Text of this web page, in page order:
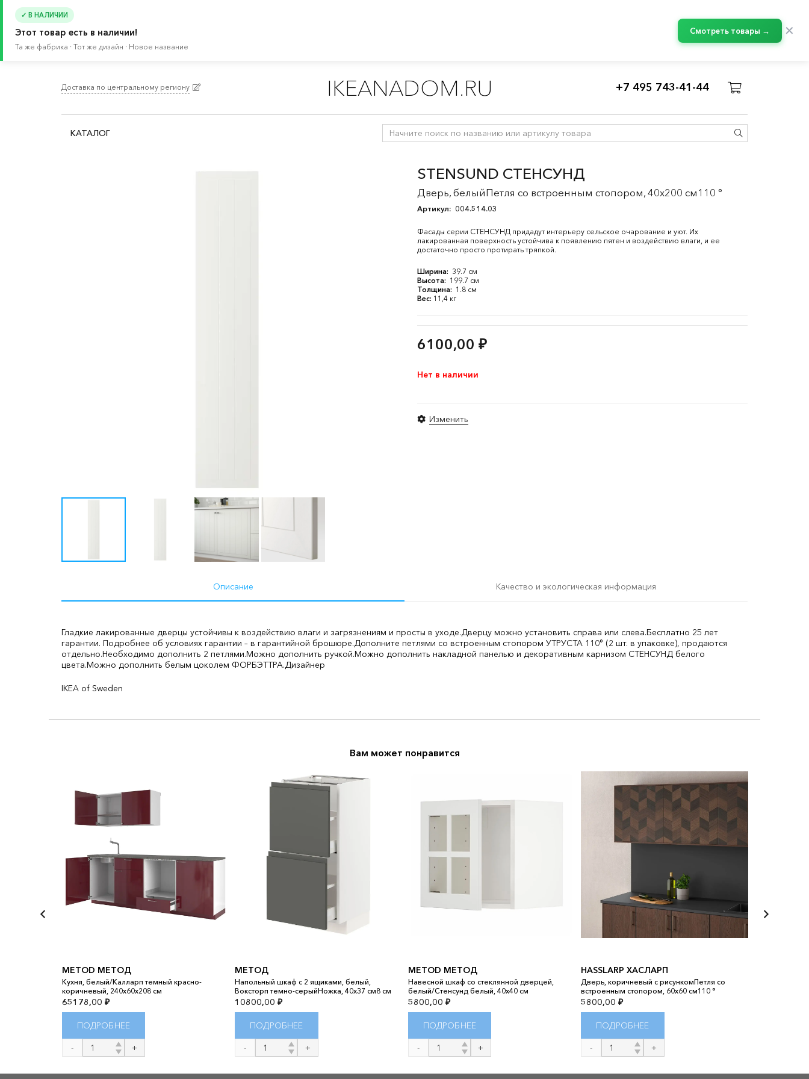
✓ В НАЛИЧИИ
Этот товар есть в наличии!
Та же фабрика · Тот же дизайн · Новое название
Смотреть товары → ✕
Доставка по центральному региону IKEANADOM.RU +7 495 743-41-44
КАТАЛОГ
STENSUND СТЕНСУНД
Дверь, белыйПетля со встроенным стопором, 40x200 см110 °
Артикул: 004.514.03
Фасады серии СТЕНСУНД придадут интерьеру сельское очарование и уют. Их
лакированная поверхность устойчива к появлению пятен и воздействию влаги, и ее
достаточно просто протирать тряпкой.
Ширина: 39.7 см
Высота: 199.7 см
Толщина: 1.8 см
Вес: 11,4 кг
6100,00 ₽
Нет в наличии
Изменить
Описание Качество и экологическая информация
Гладкие лакированные дверцы устойчивы к воздействию влаги и загрязнениям и просты в уходе.Дверцу можно установить справа или слева.Бесплатно 25 лет
гарантии. Подробнее об условиях гарантии – в гарантийной брошюре.Дополните петлями со встроенным стопором УТРУСТА 110° (2 шт. в упаковке), продаются
отдельно.Необходимо дополнить 2 петлями.Можно дополнить ручкой.Можно дополнить накладной панелью и декоративным карнизом СТЕНСУНД белого
цвета.Можно дополнить белым цоколем ФОРБЭТТРА.Дизайнер
IKEA of Sweden
Вам может понравится
METOD МЕТОД
Кухня, белый/Калларп темный красно-
коричневый, 240x60x208 см
65178,00 ₽
ПОДРОБНЕЕ
Количество
товара
МЕТОД
Напольный шкаф с 2 ящиками, белый,
Воксторп темно-серыйНожка, 40x37 см8 см
10800,00 ₽
ПОДРОБНЕЕ
Количество
товара
METOD МЕТОД
Навесной шкаф со стеклянной дверцей,
белый/Стенсунд белый, 40x40 см
5800,00 ₽
ПОДРОБНЕЕ
Количество
товара
HASSLARP ХАСЛАРП
Дверь, коричневый с рисункомПетля со
встроенным стопором, 60x60 см110 °
5800,00 ₽
ПОДРОБНЕЕ
Количество
товара